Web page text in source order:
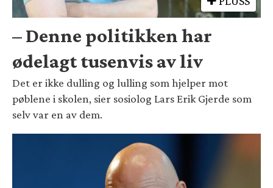
– Denne politikken har
ødelagt tusenvis av liv
Det er ikke dulling og lulling som hjelper mot
pøblene i skolen, sier sosiolog Lars Erik Gjerde som
selv var en av dem.